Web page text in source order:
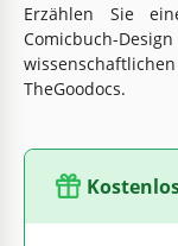
Erzählen Sie
Comicbuch-
TheGoodocs.